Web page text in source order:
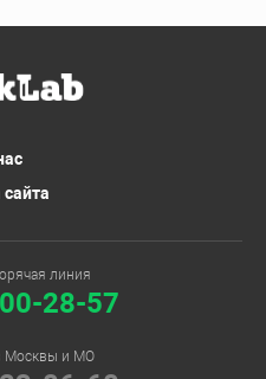
сайта
линия
28-57
Москвы и МО